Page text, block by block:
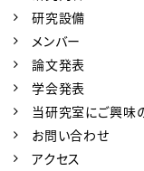
研究設備
メンバー
論文発表
学会発表
当研究室にご興味
お問い合わせ
アクセス